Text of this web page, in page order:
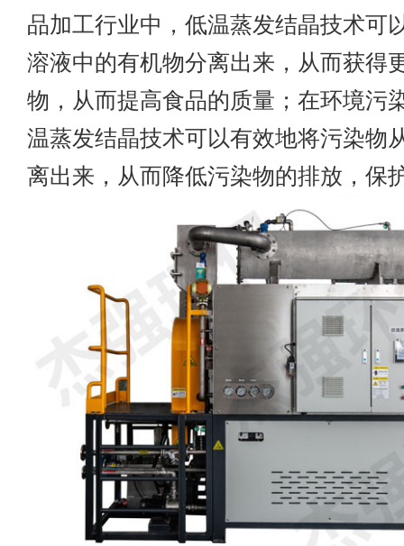
品加工行业中，低温蒸发结晶技术可
溶液中的有机物分离出来，从而获得
物，从而提高食品的质量；在环境污
温蒸发结晶技术可以有效地将污染物
离出来，从而降低污染物的排放，保